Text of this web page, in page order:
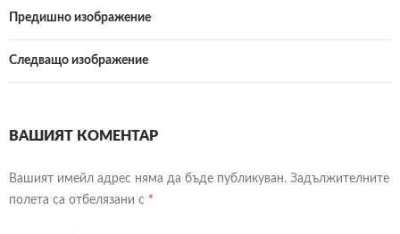
Предишно изображение
Следващо изображение
ВАШИЯТ КОМЕНТАР
Вашият имейл адрес няма да бъде публикуван. Задължителните
полета са отбелязани с *